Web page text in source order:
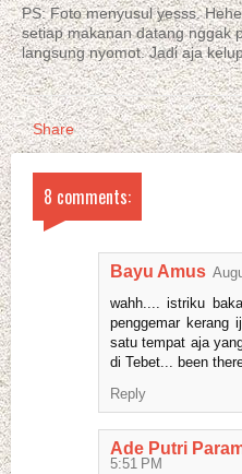
PS: Foto menyusul yesss.
setiap makanan datang nggak
langsung nyomot. Jadi aja
Share
8 comments:
Bayu Amus
wahh.... istriku
penggemar kerang
satu tempat aja
di Tebet... been
Reply
Ade Putri
5:51 PM